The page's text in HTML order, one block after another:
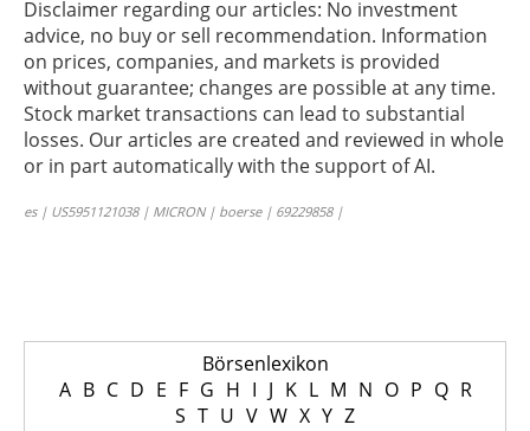
Disclaimer regarding our articles: No investment
advice, no buy or sell recommendation. Information
on prices, companies, and markets is provided
without guarantee; changes are possible at any time.
Stock market transactions can lead to substantial
losses. Our articles are created and reviewed in whole
or in part automatically with the support of AI.
es | US5951121038 | MICRON | boerse | 69229858 |
Börsenlexikon
A B C D E F G H I J K L M N O P Q R
S T U V W X Y Z